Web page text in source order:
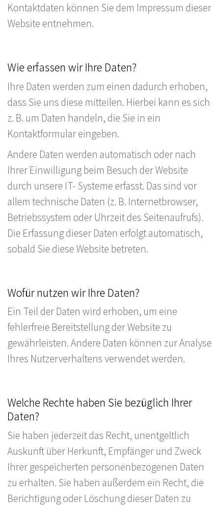
Kontaktdaten können Sie dem Impressum dieser
Website entnehmen.
Wie erfassen wir Ihre Daten?
Ihre Daten werden zum einen dadurch erhoben,
dass Sie uns diese mitteilen. Hierbei kann es sich
z. B. um Daten handeln, die Sie in ein
Kontaktformular eingeben.
Andere Daten werden automatisch oder nach
Ihrer Einwilligung beim Besuch der Website
durch unsere IT- Systeme erfasst. Das sind vor
allem technische Daten (z. B. Internetbrowser,
Betriebssystem oder Uhrzeit des Seitenaufrufs).
Die Erfassung dieser Daten erfolgt automatisch,
sobald Sie diese Website betreten.
Wofür nutzen wir Ihre Daten?
Ein Teil der Daten wird erhoben, um eine
fehlerfreie Bereitstellung der Website zu
gewährleisten. Andere Daten können zur Analyse
Ihres Nutzerverhaltens verwendet werden.
Welche Rechte haben Sie bezüglich Ihrer
Daten?
Sie haben jederzeit das Recht, unentgeltlich
Auskunft über Herkunft, Empfänger und Zweck
Ihrer gespeicherten personenbezogenen Daten
zu erhalten. Sie haben außerdem ein Recht, die
Berichtigung oder Löschung dieser Daten zu